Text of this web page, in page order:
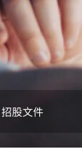
招股文件